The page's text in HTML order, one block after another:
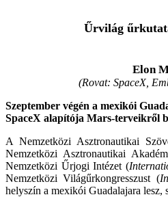
Űrvilág
Elon
(Rovat: SpaceX,
Szeptember végén a mexikói
SpaceX alapítója Mars-terveikről
A Nemzetközi Asztronautikai
Nemzetközi Asztronautikai
Nemzetközi Űrjogi Intézet (
Nemzetközi Világűrkongresszust (
helyszín a mexikói Guadalajara lesz,